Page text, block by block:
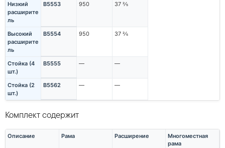
Низкий
расширите
ль
B5553 950 37 2⁄5
Высокий
расширите
ль
B5554 950 37 2⁄5
Стойка (4
шт.)
B5555 — —
Стойка (2
шт.)
B5562 — —
Комплект содержит
Описание Рама Расширение
Многоместная
рама